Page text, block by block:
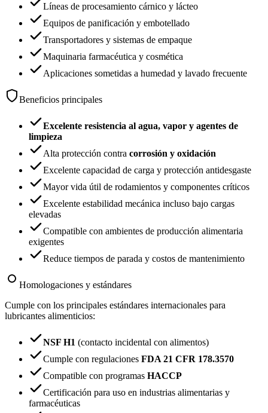
Líneas de procesamiento cárnico y lácteo
Equipos de panificación y embotellado
Transportadores y sistemas de empaque
Maquinaria farmacéutica y cosmética
Aplicaciones sometidas a humedad y lavado frecuente
Beneficios principales
Excelente resistencia al agua, vapor y agentes de
limpieza
Alta protección contra corrosión y oxidación
Excelente capacidad de carga y protección antidesgaste
Mayor vida útil de rodamientos y componentes críticos
Excelente estabilidad mecánica incluso bajo cargas
elevadas
Compatible con ambientes de producción alimentaria
exigentes
Reduce tiempos de parada y costos de mantenimiento
Homologaciones y estándares
Cumple con los principales estándares internacionales para
lubricantes alimenticios:
NSF H1 (contacto incidental con alimentos)
Cumple con regulaciones FDA 21 CFR 178.3570
Compatible con programas HACCP
Certificación para uso en industrias alimentarias y
farmacéuticas